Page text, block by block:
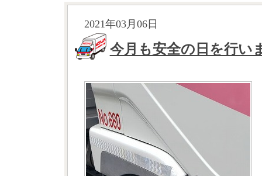
2021年03月06日
今月も安全の日を行い